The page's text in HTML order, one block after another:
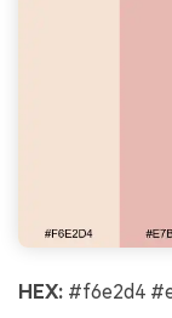
HEX: #f6e2d4